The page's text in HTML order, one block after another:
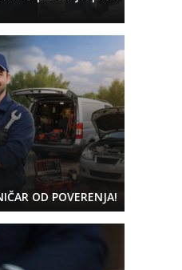
OD POVERENJA!